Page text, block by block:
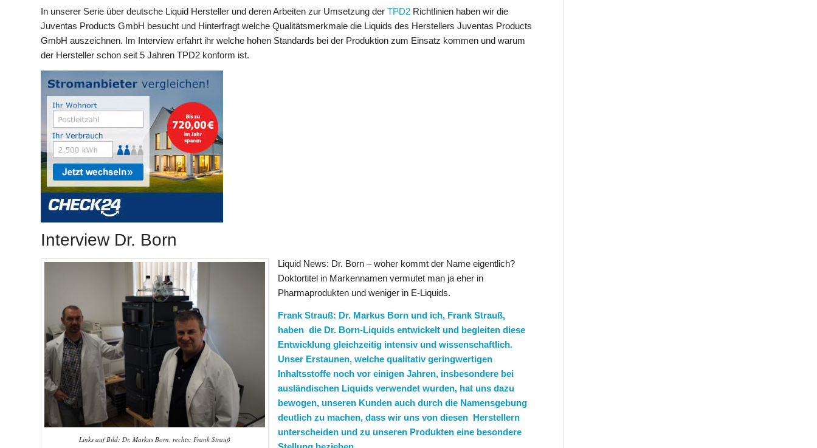
In unserer Serie über deutsche Liquid Hersteller und deren Arbeiten zur Umsetzung der TPD2 Richtlinien haben wir die
Juventas Products GmbH besucht und Hinterfragt welche Qualitätsmerkmale die Liquids des Herstellers Juventas Products
GmbH auszeichnen. Im Interview erfahrt ihr welche hohen Standards bei der Produktion zum Einsatz kommen und warum
der Hersteller schon seit 5 Jahren TPD2 konform ist.
Interview Dr. Born
Links auf Bild: Dr. Markus Born, rechts: Frank Strauß
Liquid News: Dr. Born – woher kommt der Name eigentlich?
Doktortitel in Markennamen vermutet man ja eher in
Pharmaprodukten und weniger in E-Liquids.
Frank Strauß: Dr. Markus Born und ich, Frank Strauß,
haben die Dr. Born-Liquids entwickelt und begleiten diese
Entwicklung gleichzeitig intensiv und wissenschaftlich.
Unser Erstaunen, welche qualitativ geringwertigen
Inhaltsstoffe noch vor einigen Jahren, insbesondere bei
ausländischen Liquids verwendet wurden, hat uns dazu
bewogen, unseren Kunden auch durch die Namensgebung
deutlich zu machen, dass wir uns von diesen Herstellern
unterscheiden und zu unseren Produkten eine besondere